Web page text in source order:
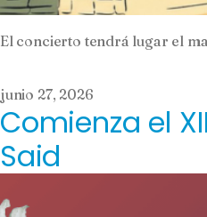
El concierto tendrá lugar el
junio 27, 2026
Comienza el
Said